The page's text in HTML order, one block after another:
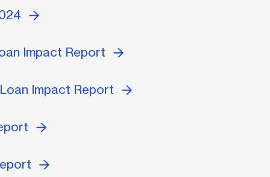
Impact Report
Impact Report